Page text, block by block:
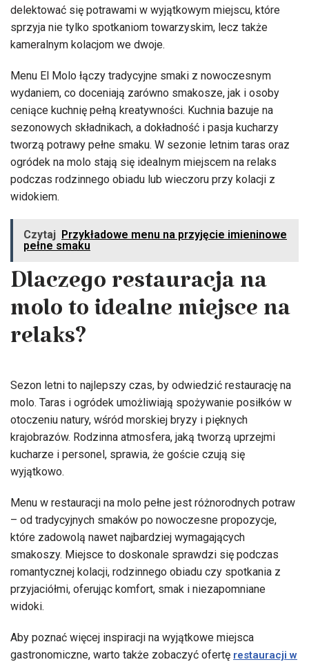
delektować się potrawami w wyjątkowym miejscu, które
sprzyja nie tylko spotkaniom towarzyskim, lecz także
kameralnym kolacjom we dwoje.
Menu El Molo łączy tradycyjne smaki z nowoczesnym
wydaniem, co doceniają zarówno smakosze, jak i osoby
ceniące kuchnię pełną kreatywności. Kuchnia bazuje na
sezonowych składnikach, a dokładność i pasja kucharzy
tworzą potrawy pełne smaku. W sezonie letnim taras oraz
ogródek na molo stają się idealnym miejscem na relaks
podczas rodzinnego obiadu lub wieczoru przy kolacji z
widokiem.
Czytaj Przykładowe menu na przyjęcie imieninowe
pełne smaku
Dlaczego restauracja na
molo to idealne miejsce na
relaks?
Sezon letni to najlepszy czas, by odwiedzić restaurację na
molo. Taras i ogródek umożliwiają spożywanie posiłków w
otoczeniu natury, wśród morskiej bryzy i pięknych
krajobrazów. Rodzinna atmosfera, jaką tworzą uprzejmi
kucharze i personel, sprawia, że goście czują się
wyjątkowo.
Menu w restauracji na molo pełne jest różnorodnych potraw
– od tradycyjnych smaków po nowoczesne propozycje,
które zadowolą nawet najbardziej wymagających
smakoszy. Miejsce to doskonale sprawdzi się podczas
romantycznej kolacji, rodzinnego obiadu czy spotkania z
przyjaciółmi, oferując komfort, smak i niezapomniane
widoki.
Aby poznać więcej inspiracji na wyjątkowe miejsca
gastronomiczne, warto także zobaczyć ofertę restauracji w